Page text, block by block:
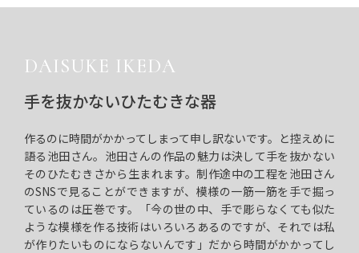
DAISUKE IKEDA
手を抜かないひたむきな器
作るのに時間がかかってしまって申し訳ないです。と控えめに
語る池田さん。池田さんの作品の魅力は決して手を抜かない
そのひたむきさから生まれます。制作途中の工程を池田さん
のSNSで見ることができますが、模様の一筋一筋を手で掘っ
ているのは圧巻です。「今の世の中、手で彫らなくても似た
ような模様を作る技術はいろいろあるのですが、それでは私
が作りたいものにならないんです」だから時間がかかってし